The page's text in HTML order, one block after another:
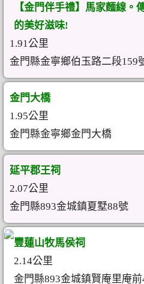
【金門伴手禮】馬家麵線。
的美好滋味!
1.91公里
金門縣金寧鄉伯玉路二段159
金門大橋
1.95公里
金門縣金寧鄉金門大橋
延平郡王祠
2.07公里
金門縣893金城鎮夏墅88號
豐蓮山牧馬侯祠
2.14公里
金門縣893金城鎮賢庵里庵